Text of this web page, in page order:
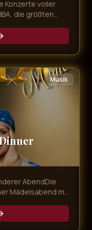
Konzerte voller
die größten
Musik
AbendDie
Mädelsabend mit
gemeinsame
Concerts